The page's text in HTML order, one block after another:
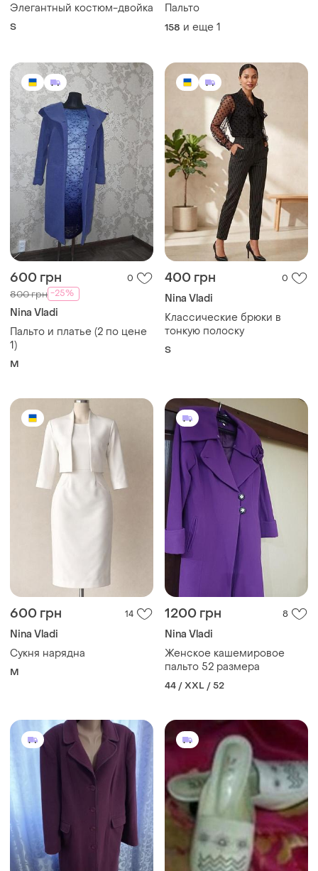
Элегантный костюм-двойка
S
Пальто
158 и еще 1
600 грн 0
800 грн -25%
Nina Vladi
Пальто и платье (2 по цене
1)
M
400 грн 0
Nina Vladi
Классические брюки в
тонкую полоску
S
600 грн 14
Nina Vladi
Сукня нарядна
M
1200 грн 8
Nina Vladi
Женское кашемировое
пальто 52 размера
44 / XXL / 52